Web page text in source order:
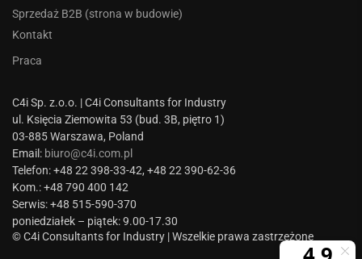
Sprzedaż B2B (strona w budowie)
Kontakt
Praca
C4i Sp. z.o.o. | C4i Consultants for Industry
ul. Księcia Ziemowita 53 (bud. 3B, piętro 1)
03-885 Warszawa, Poland
Email: biuro@c4i.com.pl
Telefon: +48 22 398-33-42, +48 22 390-62-36
Kom.: +48 790 400 142
Serwis: +48 515-590-370
poniedziałek – piątek: 9.00-17.30
© C4i Consultants for Industry | Wszelkie prawa zastrzeżone